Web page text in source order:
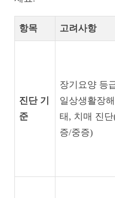
항목 고려사항
진단 기
준
장기요양 등
일상생활장
태, 치매 진단
증/중증)